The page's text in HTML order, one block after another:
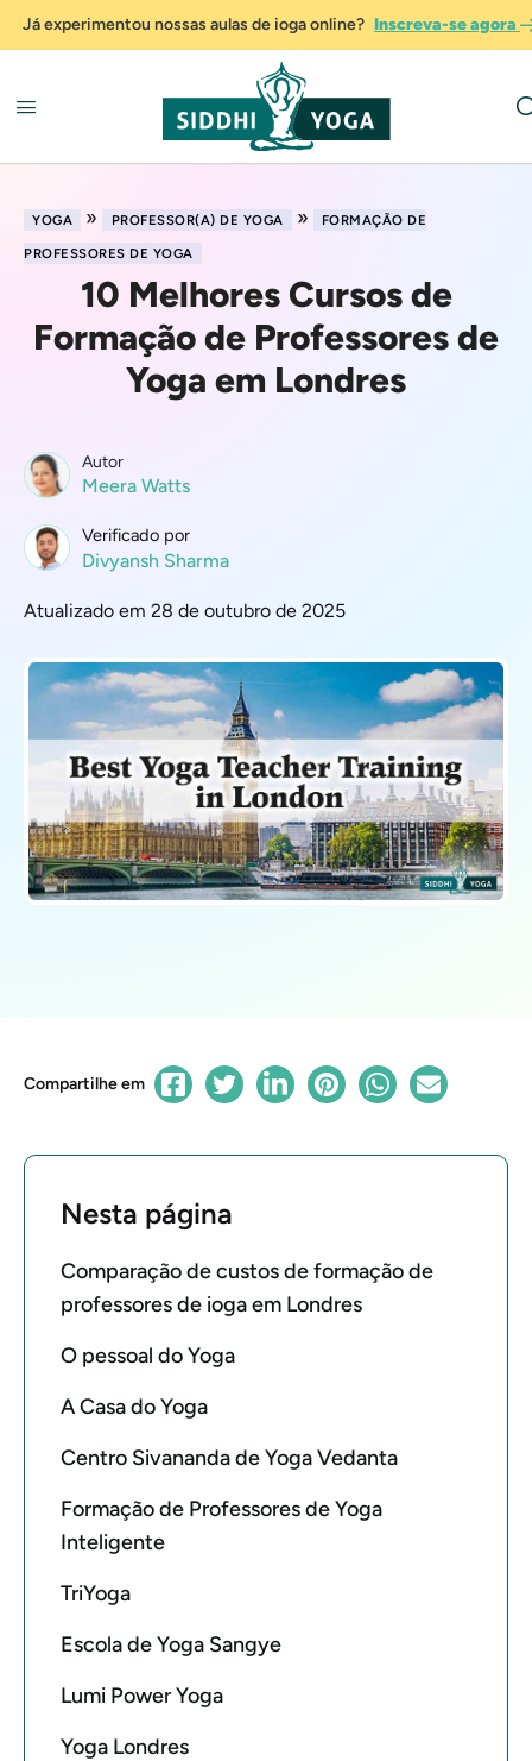
Já experimentou nossas aulas de ioga online? Inscreva-se agora
YOGA » PROFESSOR(A) DE YOGA »
FORMAÇÃO DE
PROFESSORES DE YOGA
10 Melhores Cursos de
Formação de Professores de
Yoga em Londres
Autor
Meera Watts
Verificado por
Divyansh Sharma
Atualizado em 28 de outubro de 2025
Compartilhe em
Nesta página
Comparação de custos de formação de
professores de ioga em Londres
O pessoal do Yoga
A Casa do Yoga
Centro Sivananda de Yoga Vedanta
Formação de Professores de Yoga
Inteligente
TriYoga
Escola de Yoga Sangye
Lumi Power Yoga
Yoga Londres